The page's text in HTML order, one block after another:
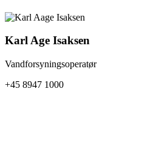
Karl Age Isaksen
Vandforsyningsoperatør
+45 8947 1000